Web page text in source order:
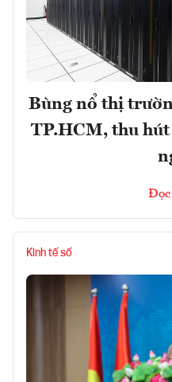
Bùng nổ thị
TP.HCM, thu hút
Đọc
Kinh tế số